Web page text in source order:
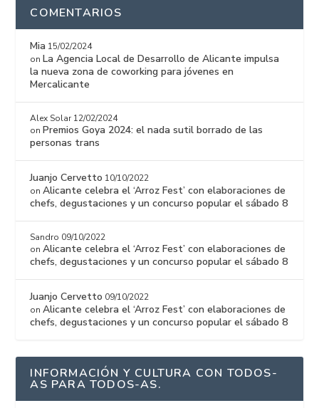
COMENTARIOS
Mia 15/02/2024
on La Agencia Local de Desarrollo de Alicante impulsa
la nueva zona de coworking para jóvenes en
Mercalicante
Alex Solar 12/02/2024
on Premios Goya 2024: el nada sutil borrado de las
personas trans
Juanjo Cervetto 10/10/2022
onAlicante celebra el ‘Arroz Fest’ con elaboraciones de
chefs, degustaciones y un concurso popular el sábado 8
Sandro 09/10/2022
onAlicante celebra el ‘Arroz Fest’ con elaboraciones de
chefs, degustaciones y un concurso popular el sábado 8
Juanjo Cervetto 09/10/2022
onAlicante celebra el ‘Arroz Fest’ con elaboraciones de
chefs, degustaciones y un concurso popular el sábado 8
INFORMACIÓN Y CULTURA CON TODOS-
AS PARA TODOS-AS.